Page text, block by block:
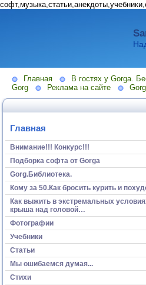
Главная
В гостях у Gorga.
Gorg
Реклама на сайте
Главная
Внимание!!! Конкурс!!!
Подборка софта от Gorga
Gorg.Библиотека.
Кому за 50.Как бросить курить и
Как выжить в экстремальных
крыша над головой…
Фотографии
Учебники
Статьи
Мы ошибаемся думая...
Стихи